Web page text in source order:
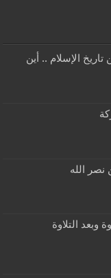
من تاريخ الإسلام .. أين
الله
وبعد التلاوة